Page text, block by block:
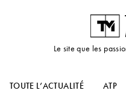
Le site que les
TOUTE L’ACTUALITÉ ATP